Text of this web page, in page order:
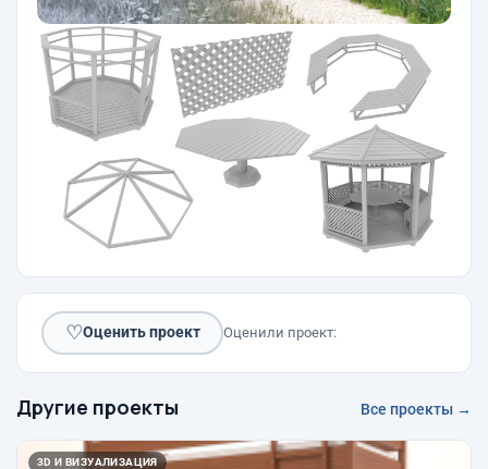
♡Оценить проект Оценили проект:
Другие проекты Все проекты →
3D И ВИЗУАЛИЗАЦИЯ